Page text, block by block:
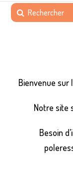
Bienvenue sur
Notre site
Besoin